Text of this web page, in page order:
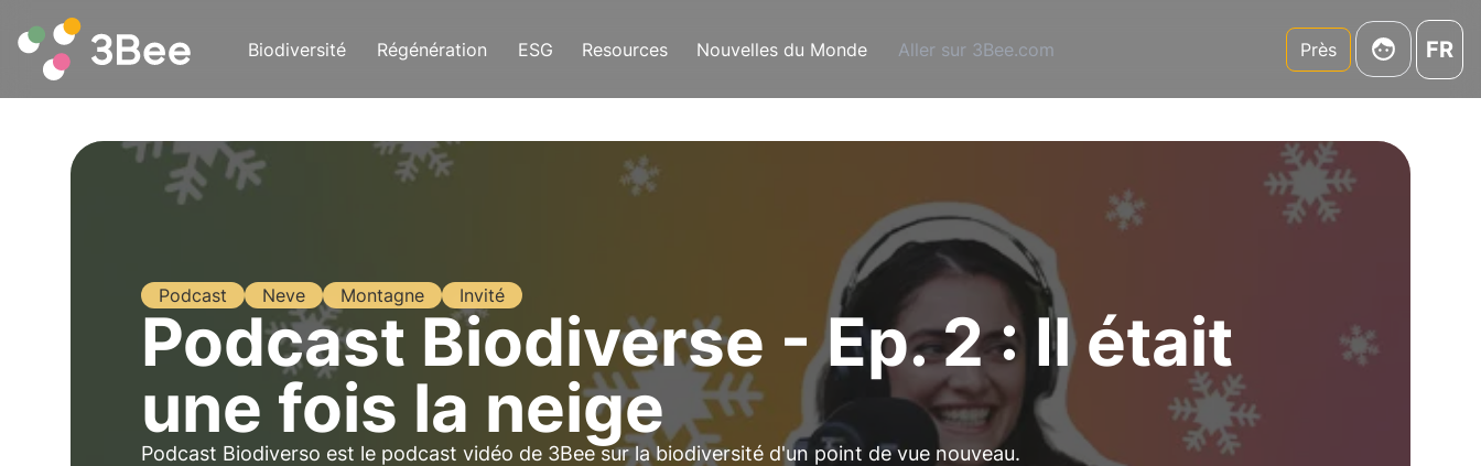
Biodiversité Régénération ESG Resources Nouvelles du Monde Aller sur 3Bee.com Près FR
Podcast Neve Montagne Invité
Podcast Biodiverse - Ep. 2 : Il était
une fois la neige
Podcast Biodiverso est le podcast vidéo de 3Bee sur la biodiversité d'un point de vue nouveau.